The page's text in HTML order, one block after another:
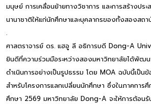
มนุษย์ การเคลื่อนย้ายทางวิชาการ และการสร้างประ
นานาชาติให้แก่นักศึกษาและบุคลากรของทั้งสองสถา
.
ศาสตราจารย์ ดร. แฮอู ลี อธิการบดี Dong-A
ยินดีที่ความร่วมมือระหว่างสองมหาวิทยาลัยได้พัฒน
ดำเนินการอย่างเป็นรูปธรรม โดย MOA ฉบับนี้เป็น
สำหรับโครงการแลกเปลี่ยนนักศึกษา ซึ่งในภาคการ
ศึกษา 2569 มหาวิทยาลัย Dong-A จะให้การต้อนรั